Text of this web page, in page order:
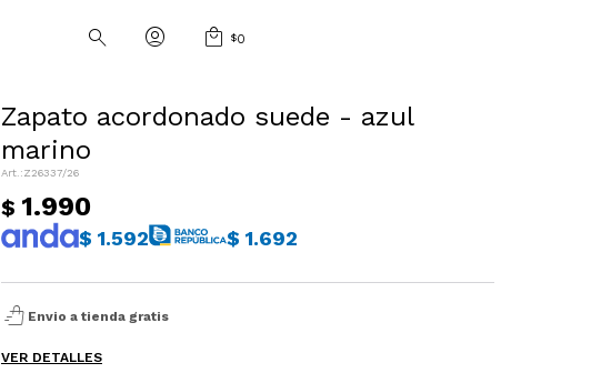
$0
Zapato acordonado suede - azul
marino
Z26337/26
$ 1.990
$ 1.592 $ 1.692
shopping_bag_speed Envio a tienda gratis
VER DETALLES